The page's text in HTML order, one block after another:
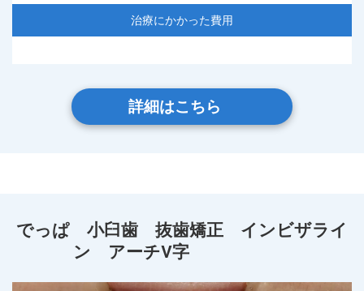
治療にかかった費用
詳細はこちら
でっぱ 小臼歯 抜歯矯正 インビザライ
ン アーチV字